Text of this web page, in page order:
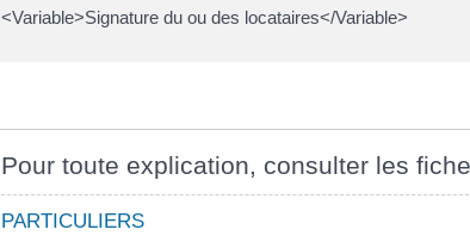
<Variable>Signature du ou des locataires</Variable>
Pour toute explication, consulter les
PARTICULIERS